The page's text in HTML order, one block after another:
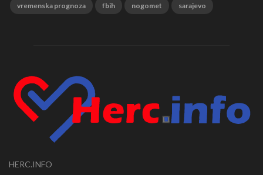
vremenska prognoza fbih nogomet sarajevo
HERC.INFO